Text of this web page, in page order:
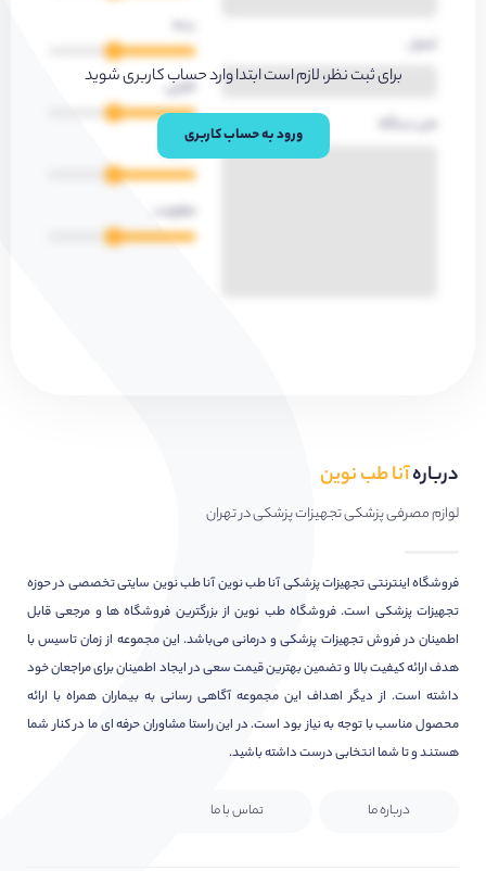
ایمیل
متن دیدگاه
کارایی
کیفیت
مقاومت
برای ثبت نظر، لازم است ابتدا وارد حساب کاربری شوید
ورود به حساب کاربری
دربارهآنا طب نوین
لوازم مصرفی پزشکی تجهیزات پزشکی در تهران
فروشگاه اینترنتی تجهیزات پزشکی آنا طب نوین آنا طب نوین سایتی تخصصی در حوزه
تجهیزات پزشکی است. فروشگاه طب نوین از بزرگترین فروشگاه ها و مرجعی قابل
اطمینان در فروش تجهیزات پزشکی و درمانی می‌باشد. این مجموعه از زمان تاسیس با
هدف ارائه کیفیت بالا و تضمین بهترین قیمت سعی در ایجاد اطمینان برای مراجعان خود
داشته است. از دیگر اهداف این مجموعه آگاهی رسانی به بیماران همراه با ارائه
محصول مناسب با توجه به نیاز بود است. در این راستا مشاوران حرفه ای ما در کنار شما
هستند و تا شما انتخابی درست داشته باشید.
درباره ما تماس با ما